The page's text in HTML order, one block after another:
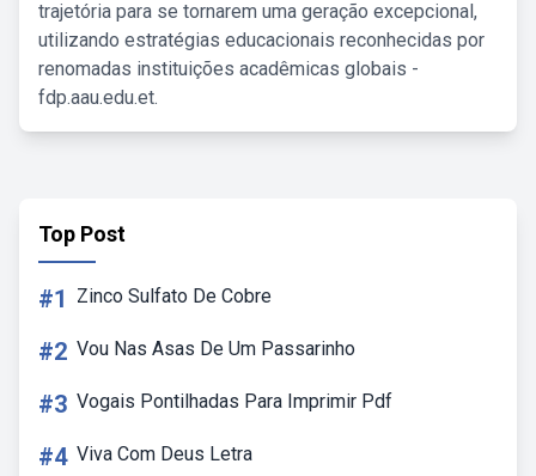
trajetória para se tornarem uma geração excepcional,
utilizando estratégias educacionais reconhecidas por
renomadas instituições acadêmicas globais -
fdp.aau.edu.et.
Top Post
#1 Zinco Sulfato De Cobre
#2 Vou Nas Asas De Um Passarinho
#3 Vogais Pontilhadas Para Imprimir Pdf
#4 Viva Com Deus Letra